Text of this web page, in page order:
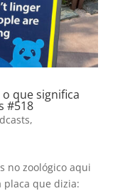
o que significa
#518
,
no zoológico aqui
placa que dizia: